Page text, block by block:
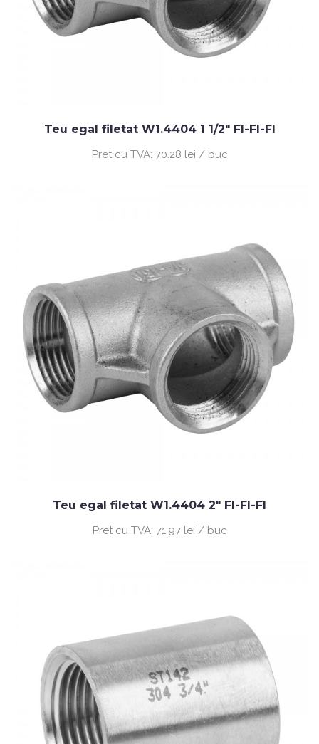
Teu egal filetat W1.4404 1 1/2" FI-FI-FI
Pret cu TVA: 70.28 lei / buc
Teu egal filetat W1.4404 2" FI-FI-FI
Pret cu TVA: 71.97 lei / buc